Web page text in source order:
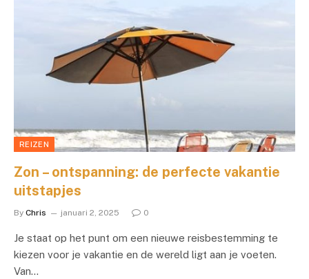
REIZEN
Zon – ontspanning: de perfecte vakantie
uitstapjes
By Chris januari 2, 2025 0
Je staat op het punt om een nieuwe reisbestemming te
kiezen voor je vakantie en de wereld ligt aan je voeten.
Van…